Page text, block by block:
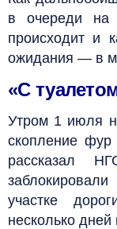
в очереди на
происходит и
ожидания ­— в
«С
Утром 1 июля
скопление
рассказал
участке
несколько